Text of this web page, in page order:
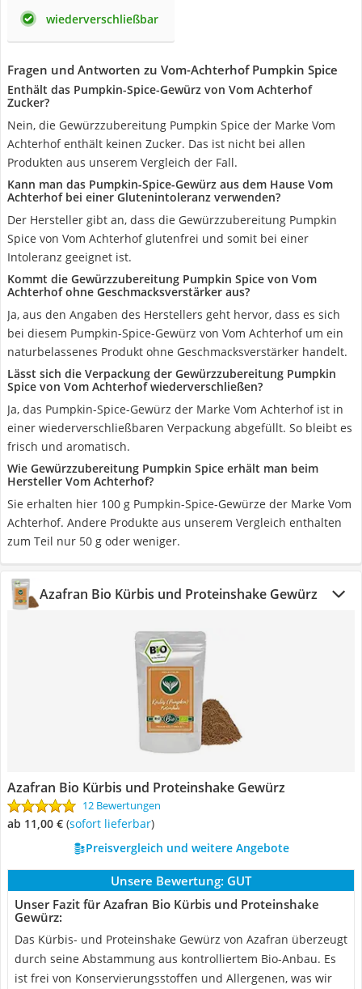
wiederverschließbar
Fragen und Antworten zu Vom-Achterhof Pumpkin Spice
Enthält das Pumpkin-Spice-Gewürz von Vom Achterhof
Zucker?
Nein, die Gewürzzubereitung Pumpkin Spice der Marke Vom
Achterhof enthält keinen Zucker. Das ist nicht bei allen
Produkten aus unserem Vergleich der Fall.
Kann man das Pumpkin-Spice-Gewürz aus dem Hause Vom
Achterhof bei einer Glutenintoleranz verwenden?
Der Hersteller gibt an, dass die Gewürzzubereitung Pumpkin
Spice von Vom Achterhof glutenfrei und somit bei einer
Intoleranz geeignet ist.
Kommt die Gewürzzubereitung Pumpkin Spice von Vom
Achterhof ohne Geschmacksverstärker aus?
Ja, aus den Angaben des Herstellers geht hervor, dass es sich
bei diesem Pumpkin-Spice-Gewürz von Vom Achterhof um ein
naturbelassenes Produkt ohne Geschmacksverstärker handelt.
Lässt sich die Verpackung der Gewürzzubereitung Pumpkin
Spice von Vom Achterhof wiederverschließen?
Ja, das Pumpkin-Spice-Gewürz der Marke Vom Achterhof ist in
einer wiederverschließbaren Verpackung abgefüllt. So bleibt es
frisch und aromatisch.
Wie Gewürzzubereitung Pumpkin Spice erhält man beim
Hersteller Vom Achterhof?
Sie erhalten hier 100 g Pumpkin-Spice-Gewürze der Marke Vom
Achterhof. Andere Produkte aus unserem Vergleich enthalten
zum Teil nur 50 g oder weniger.
Azafran Bio Kürbis und Proteinshake Gewürz
Azafran Bio Kürbis und Proteinshake Gewürz
12 Bewertungen
ab 11,00 € ( Sofort lieferbar)
Preisvergleich und weitere Angebote
Unsere Bewertung: GUT
Unser Fazit für Azafran Bio Kürbis und Proteinshake
Gewürz:
Das Kürbis- und Proteinshake Gewürz von Azafran überzeugt
durch seine Abstammung aus kontrolliertem Bio-Anbau. Es
ist frei von Konservierungsstoffen und Allergenen, was wir